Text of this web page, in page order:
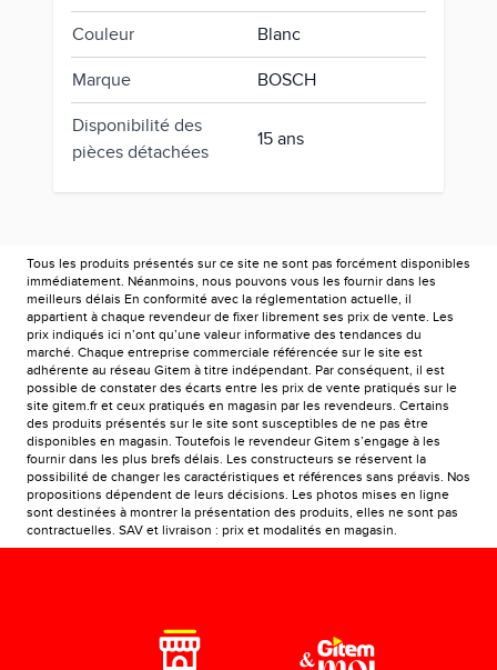
Couleur Blanc
Marque BOSCH
Disponibilité des
pièces détachées
15 ans
Tous les produits présentés sur ce site ne sont pas forcément disponibles
immédiatement. Néanmoins, nous pouvons vous les fournir dans les
meilleurs délais En conformité avec la réglementation actuelle, il
appartient à chaque revendeur de fixer librement ses prix de vente. Les
prix indiqués ici n’ont qu’une valeur informative des tendances du
marché. Chaque entreprise commerciale référencée sur le site est
adhérente au réseau Gitem à titre indépendant. Par conséquent, il est
possible de constater des écarts entre les prix de vente pratiqués sur le
site gitem.fr et ceux pratiqués en magasin par les revendeurs. Certains
des produits présentés sur le site sont susceptibles de ne pas être
disponibles en magasin. Toutefois le revendeur Gitem s’engage à les
fournir dans les plus brefs délais. Les constructeurs se réservent la
possibilité de changer les caractéristiques et références sans préavis. Nos
propositions dépendent de leurs décisions. Les photos mises en ligne
sont destinées à montrer la présentation des produits, elles ne sont pas
contractuelles. SAV et livraison : prix et modalités en magasin.